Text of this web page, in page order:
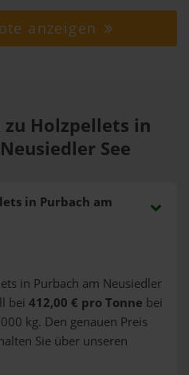
anzeigen
zu Holzpellets in
See
in Purbach am
in Purbach am Neusiedler
bei 412,00 € pro Tonne bei
kg. Den genauen Preis
Sie über unseren